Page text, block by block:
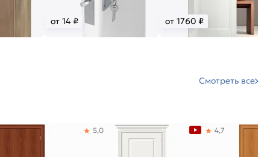
от 14 ₽ от 1760 ₽
Смотреть все
5,0 4,7